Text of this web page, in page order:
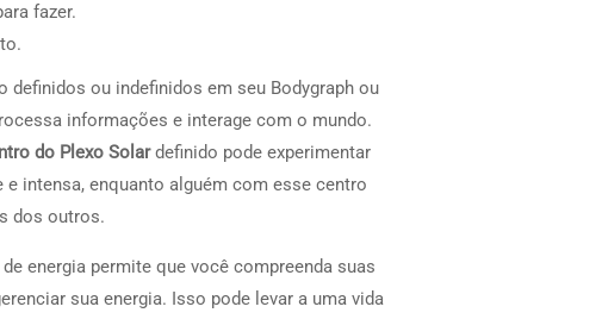
fazer.
definidos ou indefinidos em seu Bodygraph ou
informações e interage com o mundo.
do Plexo Solardefinido pode experimentar
intensa, enquanto alguém com esse centro
dos outros.
energia permite que você compreenda suas
sua energia. Isso pode levar a uma vida